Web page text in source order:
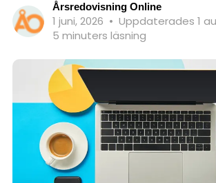
Årsredovisning Online
1 juni, 2026 • Uppdaterades 1
5 minuters läsning